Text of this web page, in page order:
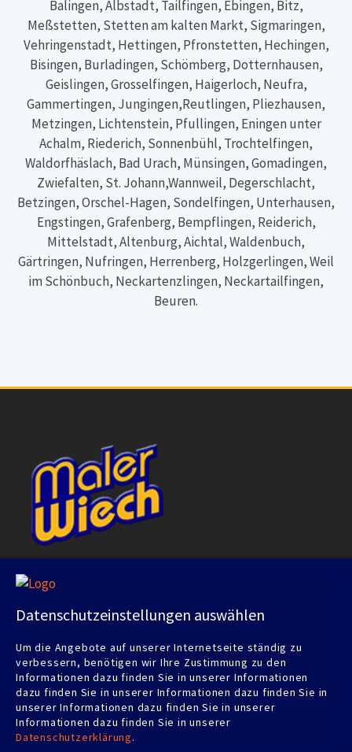
Balingen, Albstadt, Tailfingen, Ebingen, Bitz,
Meßstetten, Stetten am kalten Markt, Sigmaringen,
Vehringenstadt, Hettingen, Pfronstetten, Hechingen,
Bisingen, Burladingen, Schömberg, Dotternhausen,
Geislingen, Grosselfingen, Haigerloch, Neufra,
Gammertingen, Jungingen,Reutlingen, Pliezhausen,
Metzingen, Lichtenstein, Pfullingen, Eningen unter
Achalm, Riederich, Sonnenbühl, Trochtelfingen,
Waldorfhäslach, Bad Urach, Münsingen, Gomadingen,
Zwiefalten, St. Johann,Wannweil, Degerschlacht,
Betzingen, Orschel-Hagen, Sondelfingen, Unterhausen,
Engstingen, Grafenberg, Bempflingen, Reiderich,
Mittelstadt, Altenburg, Aichtal, Waldenbuch,
Gärtringen, Nufringen, Herrenberg, Holzgerlingen, Weil
im Schönbuch, Neckartenzlingen, Neckartailfingen,
Beuren.
Albstraße 75
72116 Mössingen
Telefon:07473 5961
Telefax: 07473 924709
udowiech@gmail.com
Datenschutzeinstellungen auswählen
Um die Angebote auf unserer Internetseite ständig zu
verbessern, benötigen wir Ihre Zustimmung zu den
Informationen dazu finden Sie in unserer Informationen
dazu finden Sie in unserer Informationen dazu finden Sie in
unserer Informationen dazu finden Sie in unserer
Informationen dazu finden Sie in unserer
Datenschutzerklärung.